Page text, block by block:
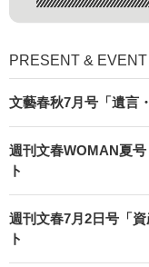
PRESENT & EVENT
文藝春秋7月号「遺言
週刊文春WOMAN夏
ト
週刊文春7月2日号「
ト